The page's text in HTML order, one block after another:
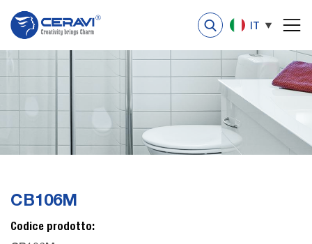
IT
CB106M
Codice prodotto: